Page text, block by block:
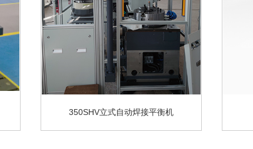
350SHV立式自动焊接平衡机